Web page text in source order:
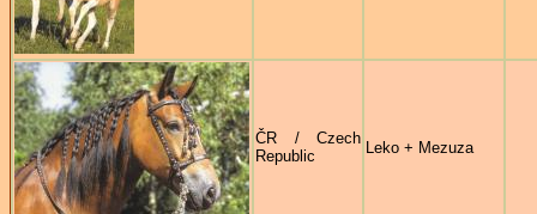
ČR / Czech
Republic
Leko + Mezuza